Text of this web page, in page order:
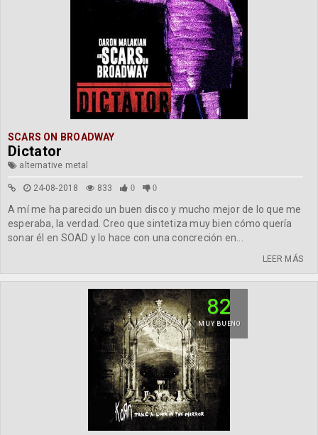
SCARS ON BROADWAY
Dictator
alternative metal
24-08-2018 833 0 0
A mí me ha parecido un buen disco y mucho mejor de lo que me
esperaba, la verdad. Creo que sintetiza muy bien cómo quería
sonar él en SOAD y lo hace con una concreción en...
LEER MÁS
82
MUY BUENO